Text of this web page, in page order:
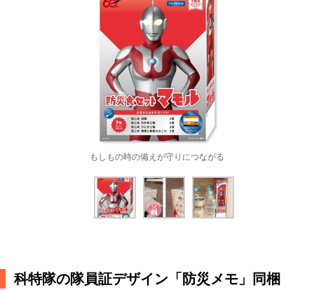
もしもの時の備えが守りにつながる
科特隊の隊員証デザイン「防災メモ」同梱